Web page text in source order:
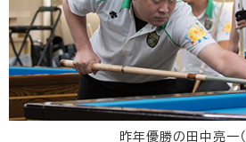
昨年優勝の田中亮一（